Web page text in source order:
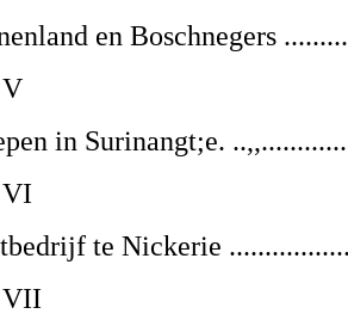
en Boschnegers
in Surinangt;e.
te Nickerie
VII